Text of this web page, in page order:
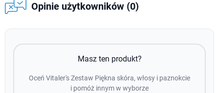
Opinie użytkowników (0)
Masz ten produkt?
Oceń Vitaler's Zestaw Piękna skóra, włosy i paznokcie
i pomóż innym w wyborze